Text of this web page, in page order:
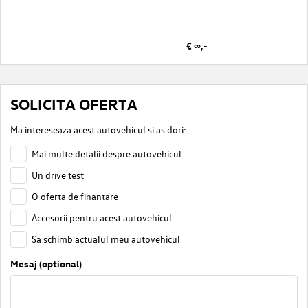
€ ∞,-
SOLICITA OFERTA
Ma intereseaza acest autovehicul si as dori:
Mai multe detalii despre autovehicul
Un drive test
O oferta de finantare
Accesorii pentru acest autovehicul
Sa schimb actualul meu autovehicul
Mesaj (optional)